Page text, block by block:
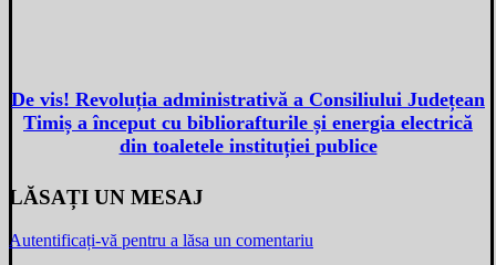
De vis! Revoluția administrativă a Consiliului Județean
Timiș a început cu bibliorafturile și energia electrică
din toaletele instituției publice
LĂSAȚI UN MESAJ
Autentificați-vă pentru a lăsa un comentariu